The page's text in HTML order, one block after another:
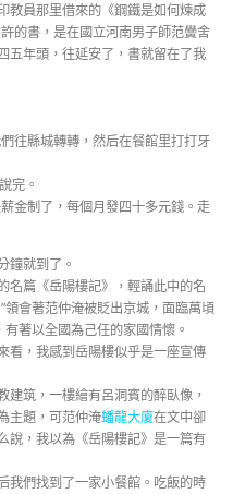
教員那里借來的《鋼鐵是如何煉成
的書，是在國立河南男子師范黌舍
五年頭，往延安了，書就留在了我
往縣城轉轉，然后在餐館里打打牙
完。
金制了，每個月發四十多元錢。走
鐘就到了。
名篇《岳陽樓記》，輕誦此中的名
領會著范仲淹被貶出京城，面臨萬頃
著以全國為己任的家國情懷。
看，我感到岳陽樓似乎是一座宣傳
筑，一樓繪有呂洞賓的醉臥像，
主題，可范仲淹蟠龍大廈在文中卻
說，我以為《岳陽樓記》是一篇有
我們找到了一家小餐館。吃飯的時